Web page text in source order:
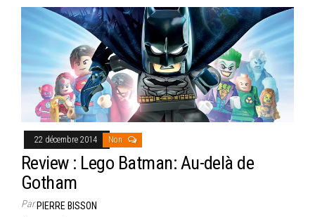
22 décembre 2014 Non
Review : Lego Batman: Au-delà de
Gotham
ParPIERRE BISSON